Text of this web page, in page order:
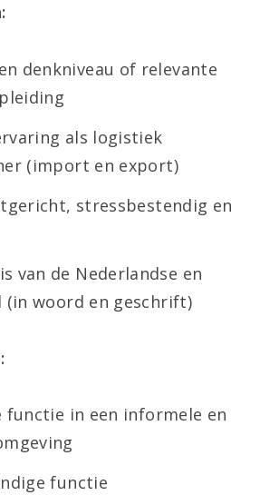
denkniveau of relevante
als logistiek
(import en export)
stressbestendig en
van de Nederlandse en
(in woord en geschrift)
functie in een informele en
functie